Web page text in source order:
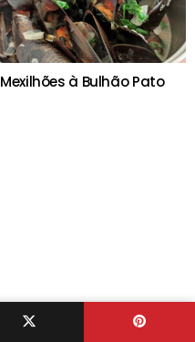
Mexilhões à Bulhão Pato